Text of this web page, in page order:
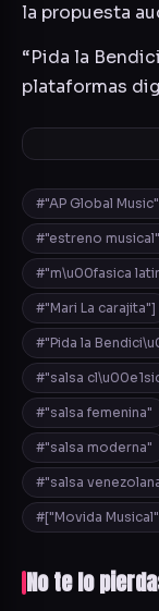
la propuesta
“Pida la
plataformas
#"AP Global Music"
#"estreno musical"
#"m\u00fasica
#"Mari La carajita"]
#"Pida la
#"salsa
#"salsa femenina"
#"salsa moderna"
#"salsa
#["Movida Musical"
No te lo